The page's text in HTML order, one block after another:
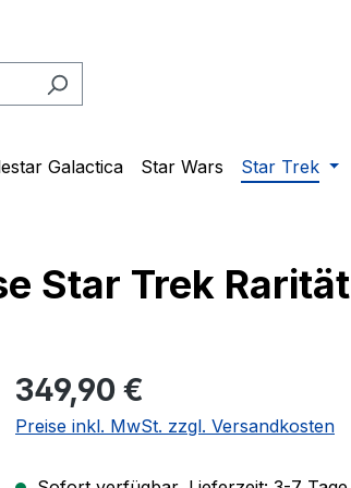
Galactica Star Wars Star Trek
Star Trek Rarität
Regulärer Preis:
349,90 €
Preise inkl. MwSt. zzgl. Versandkosten